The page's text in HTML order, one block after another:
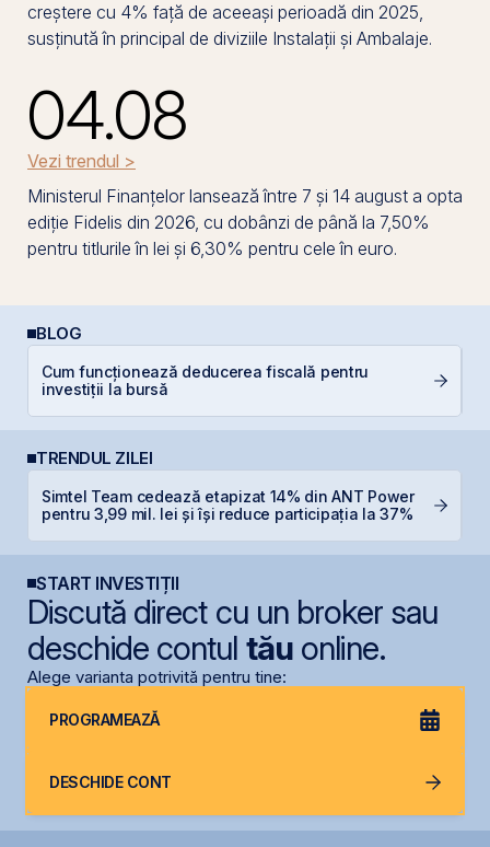
creștere cu 4% față de aceeași perioadă din 2025,
susținută în principal de diviziile Instalații și Ambalaje.
04.08
Vezi trendul >
Ministerul Finanțelor lansează între 7 și 14 august a opta
ediție Fidelis din 2026, cu dobânzi de până la 7,50%
pentru titlurile în lei și 6,30% pentru cele în euro.
BLOG
Cum funcționează deducerea fiscală pentru
investiții la bursă
TRENDUL ZILEI
Simtel Team cedează etapizat 14% din ANT Power
pentru 3,99 mil. lei și își reduce participația la 37%
START INVESTIȚII
Discută direct cu un broker sau
deschide contul tăuonline.
Alege varianta potrivită pentru tine:
PROGRAMEAZĂ
DESCHIDE CONT